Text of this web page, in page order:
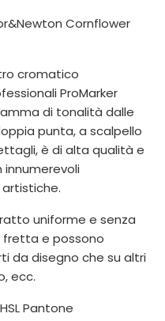
Cornflower
cromatico
ProMarker
di tonalità dalle
punta, a scalpello
è di alta qualità e
innumerevoli
uniforme e senza
fretta e possono
da disegno che su altri
ecc.
Pantone